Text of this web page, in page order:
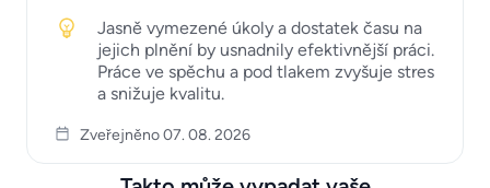
Jasně vymezené úkoly a dostatek času na
jejich plnění by usnadnily efektivnější práci.
Práce ve spěchu a pod tlakem zvyšuje stres
a snižuje kvalitu.
Zveřejněno 07. 08. 2026